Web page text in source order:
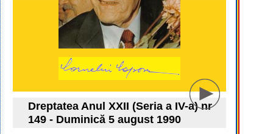
Dreptatea Anul XXII (Seria a IV-a) nr
149 - Duminică 5 august 1990